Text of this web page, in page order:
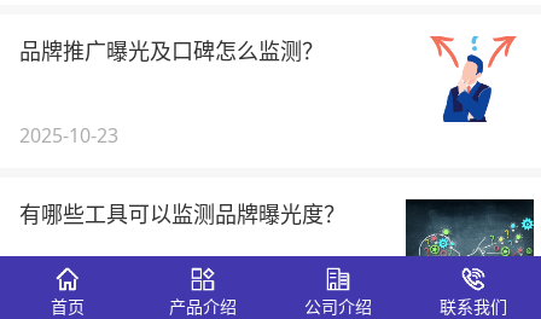
品牌推广曝光及口碑怎么监测？
2025-10-23
有哪些工具可以监测品牌曝光度？
2025-10-20
首页 产品介绍 公司介绍 联系我们